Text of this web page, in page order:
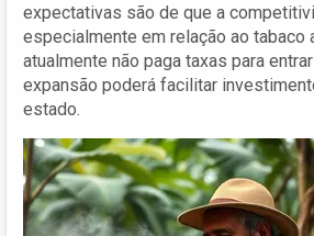
expectativas são de que a
especialmente em relação ao tabaco
atualmente não paga taxas para
expansão poderá facilitar
estado.